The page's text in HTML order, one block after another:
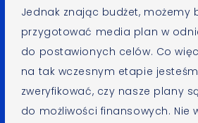
Jednak znając budżet, możemy
przygotować media plan w
do postawionych celów. Co
na tak wczesnym etapie
zweryfikować, czy nasze plany
do możliwości finansowych. Nie